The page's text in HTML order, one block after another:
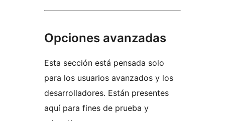
Opciones avanzadas
Esta sección está pensada solo
para los usuarios avanzados y los
desarrolladores. Están presentes
aquí para fines de prueba y